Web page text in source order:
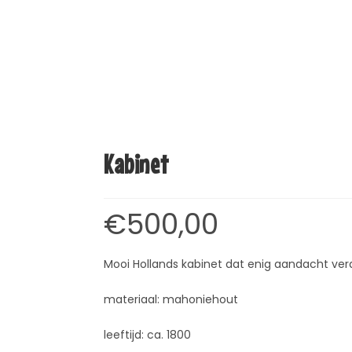
Kabinet
€500,00
Mooi Hollands kabinet dat enig aandacht
materiaal: mahoniehout
leeftijd: ca. 1800